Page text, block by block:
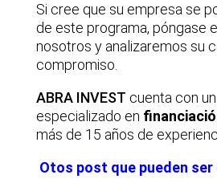
Si cree que su empresa se
de este programa, póngase
nosotros y analizaremos su
compromiso.
ABRA INVEST cuenta con
especializado en
más de 15 años de
Otos post que pueden